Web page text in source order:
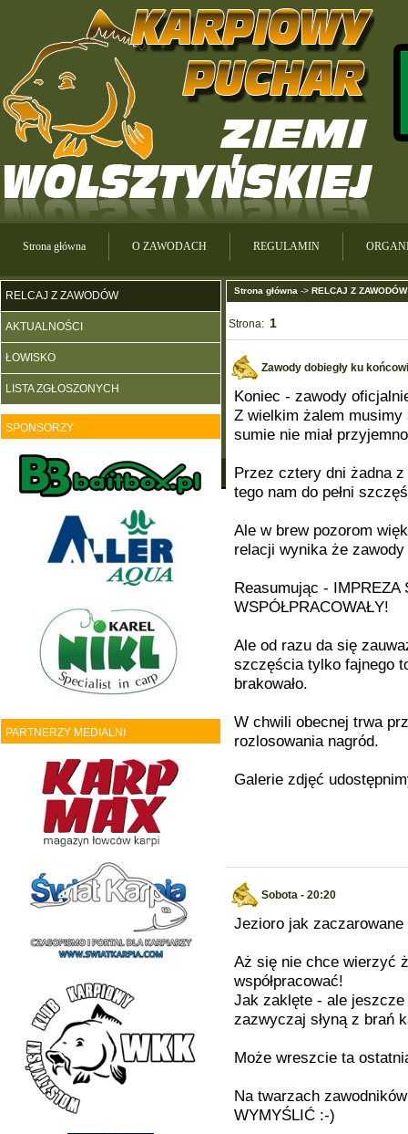
Strona główna O ZAWODACH REGULAMIN
RELCAJ Z ZAWODÓW
AKTUALNOŚCI
ŁOWISKO
LISTA ZGŁOSZONYCH
SPONSORZY
PARTNERZY MEDIALNI
Strona główna -> RELCAJ Z ZAWODÓW
Strona: 1
Zawody dobiegły ku
Koniec - zawody
Z wielkim żalem musimy
sumie nie miał
Przez cztery dni żadna z
tego nam do pełni
Ale w brew pozorom
relacji wynika że
Reasumując - IMPREZA
WSPÓŁPRACOWAŁY!
Ale od razu da się
szczęścia tylko fajnego
brakowało.
W chwili obecnej trwa
rozlosowania nagród.
Galerie zdjęć
Sobota - 20:20
Jezioro jak
Aż się nie chce wierzyć
współpracować!
Jak zaklęte - ale
zazwyczaj słyną z brań
Może wreszcie ta
Na twarzach
WYMYŚLIĆ :-)